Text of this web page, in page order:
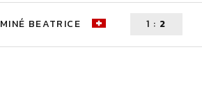
BEATRICE 1 : 2